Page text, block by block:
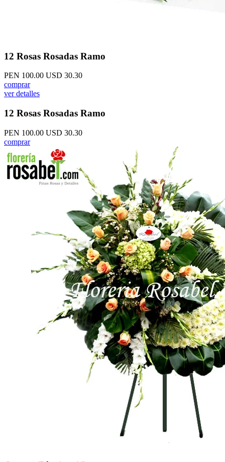
12 Rosas Rosadas Ramo
PEN 100.00 USD 30.30
comprar
ver detalles
12 Rosas Rosadas Ramo
PEN 100.00 USD 30.30
comprar